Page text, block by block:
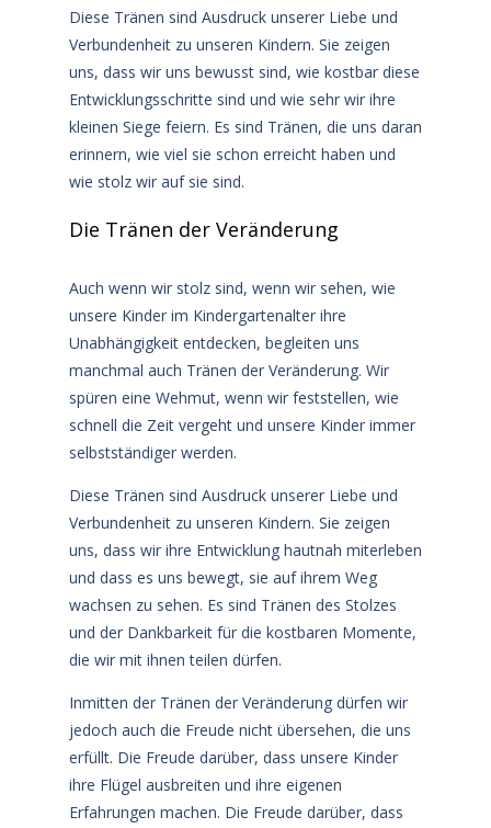
Diese Tränen sind Ausdruck unserer Liebe und
Verbundenheit zu unseren Kindern. Sie zeigen
uns, dass wir uns bewusst sind, wie kostbar diese
Entwicklungsschritte sind und wie sehr wir ihre
kleinen Siege feiern. Es sind Tränen, die uns daran
erinnern, wie viel sie schon erreicht haben und
wie stolz wir auf sie sind.
Die Tränen der Veränderung
Auch wenn wir stolz sind, wenn wir sehen, wie
unsere Kinder im Kindergartenalter ihre
Unabhängigkeit entdecken, begleiten uns
manchmal auch Tränen der Veränderung. Wir
spüren eine Wehmut, wenn wir feststellen, wie
schnell die Zeit vergeht und unsere Kinder immer
selbstständiger werden.
Diese Tränen sind Ausdruck unserer Liebe und
Verbundenheit zu unseren Kindern. Sie zeigen
uns, dass wir ihre Entwicklung hautnah miterleben
und dass es uns bewegt, sie auf ihrem Weg
wachsen zu sehen. Es sind Tränen des Stolzes
und der Dankbarkeit für die kostbaren Momente,
die wir mit ihnen teilen dürfen.
Inmitten der Tränen der Veränderung dürfen wir
jedoch auch die Freude nicht übersehen, die uns
erfüllt. Die Freude darüber, dass unsere Kinder
ihre Flügel ausbreiten und ihre eigenen
Erfahrungen machen. Die Freude darüber, dass